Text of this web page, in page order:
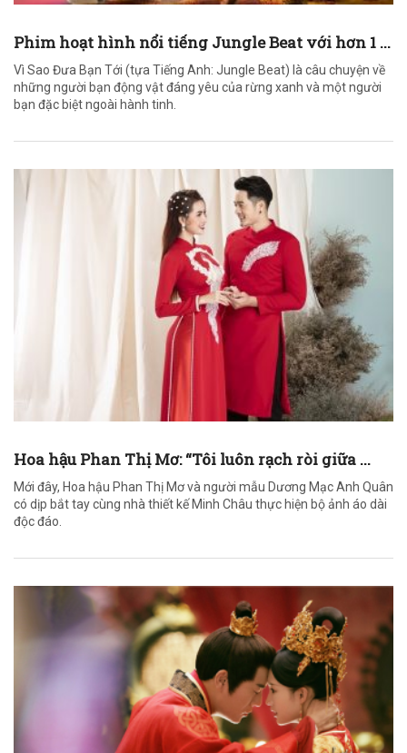
Phim hoạt hình nổi tiếng Jungle Beat với hơn 1 ...
Vì Sao Đưa Bạn Tới (tựa Tiếng Anh: Jungle Beat) là câu chuyện về
những người bạn động vật đáng yêu của rừng xanh và một người
bạn đặc biệt ngoài hành tinh.
Hoa hậu Phan Thị Mơ: “Tôi luôn rạch ròi giữa ...
Mới đây, Hoa hậu Phan Thị Mơ và người mẫu Dương Mạc Anh Quân
có dịp bắt tay cùng nhà thiết kế Minh Châu thực hiện bộ ảnh áo dài
độc đáo.